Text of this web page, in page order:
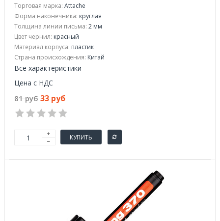
Торговая марка: Attache
Форма наконечника: круглая
Толщина линии письма: 2 мм
Цвет чернил: красный
Материал корпуса: пластик
Страна происхождения: Китай
Все характеристики
Цена с НДС
81 руб 33 руб
КУПИТЬ